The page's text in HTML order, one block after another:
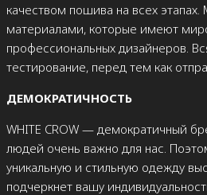
качеством пошива на всех
материалами, которые имеют
профессиональных дизайнеров.
тестирование, перед тем как
ДЕМОКРАТИЧНОСТЬ
WHITE CROW — демократичный
людей очень важно для нас.
уникальную и стильную одежду
подчеркнет вашу